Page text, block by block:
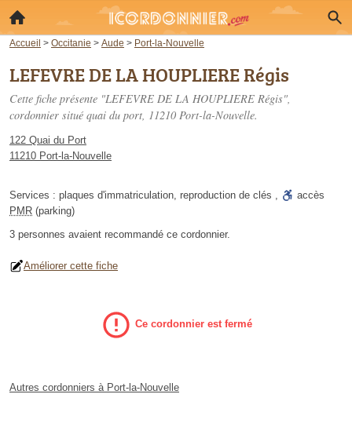
Accueil > Occitanie > Aude > Port-la-Nouvelle
LEFEVRE DE LA HOUPLIERE Régis
Cette fiche présente "LEFEVRE DE LA HOUPLIERE Régis",
cordonnier situé quai du port, 11210 Port-la-Nouvelle.
122 Quai du Port
11210 Port-la-Nouvelle
Services : plaques d'immatriculation, reproduction de clés ,
accès
PMR (parking)
3 personnes avaient recommandé ce cordonnier.
Améliorer cette fiche
Ce cordonnier est fermé
Autres cordonniers à Port-la-Nouvelle